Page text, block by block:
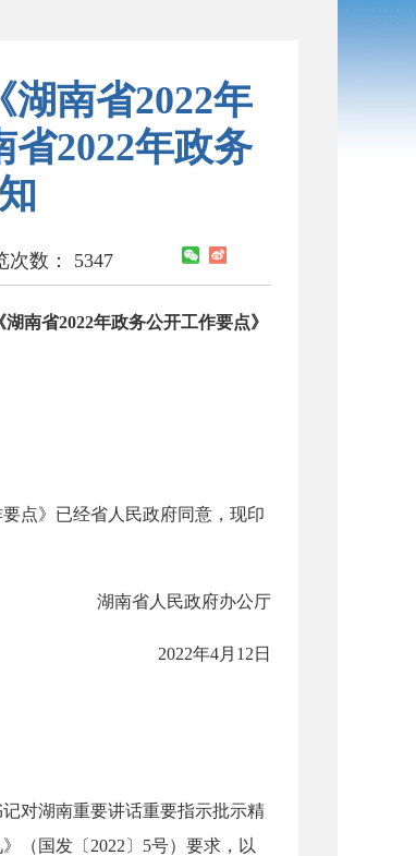
南省2022年
2022年政务
次数： 5347
南省2022年政务公开工作要点》
点》已经省人民政府同意，现印
湖南省人民政府办公厅
2022年4月12日
对湖南重要讲话重要指示批示精
（国发〔2022〕5号）要求，以